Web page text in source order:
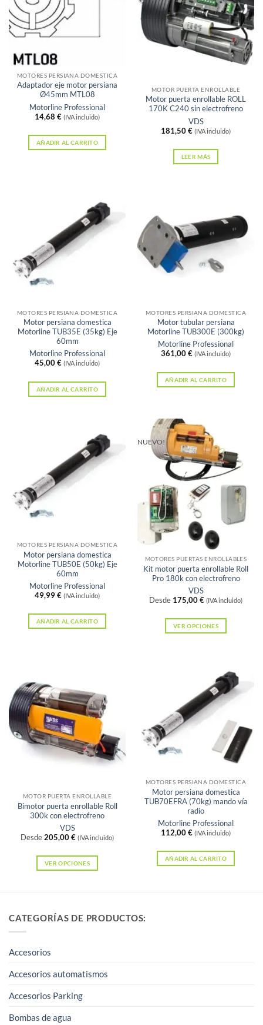
pueden
de
producto
MOTORES PERSIANA DOMESTICA
Adaptador eje motor persiana
Ø45mm MTL08
Motorline Professional
14,68 € (IVA incluido)
AÑADIR AL CARRITO
MOTOR PUERTA ENROLLABLE
Motor puerta enrollable ROLL
170K C240 sin electrofreno
VDS
181,50€ (IVA incluido)
LEER MÁS
MOTORES PERSIANA DOMESTICA
Motor persiana domestica
Motorline TUB35E (35kg) Eje
60mm
Motorline Professional
45,00€ (IVA incluido)
AÑADIR AL CARRITO
MOTORES PERSIANA DOMESTICA
Motor tubular persiana
Motorline TUB300E (300kg)
Motorline Professional
361,00€ (IVA incluido)
AÑADIR AL CARRITO
MOTORES PERSIANA DOMESTICA
Motor persiana domestica
Motorline TUB50E (50kg) Eje
60mm
Motorline Professional
49,99€ (IVA incluido)
AÑADIR AL CARRITO
NUEVO!
Sin existencias
MOTORES PUERTAS ENROLLABLES
Kit motor puerta enrollable Roll
Pro 180k con electrofreno
VDS
Desde 175,00€ (IVA incluido)
VER OPCIONES
múltiples
variantes.
Las
opciones
pueden
en
la
página
de
producto
MOTOR PUERTA ENROLLABLE
Bimotor puerta enrollable Roll
300k con electrofreno
VDS
Desde205,00€ (IVA incluido)
VER OPCIONES
múltiples
se
pueden
elegir
en
MOTORES PERSIANA DOMESTICA
Motor persiana domestica
TUB70EFRA (70kg) mando vía
radio
Motorline Professional
112,00€ (IVA incluido)
AÑADIR AL CARRITO
CATEGORÍAS DE PRODUCTOS:
Accesorios
Accesorios automatismos
Accesorios Parking
Bombas de agua